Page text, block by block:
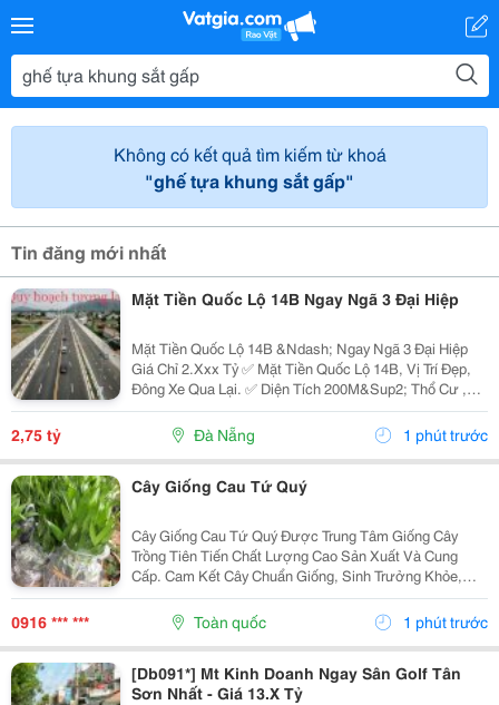
Không có kết quả tìm kiếm từ khoá
"ghế tựa khung sắt gấp"
Tin đăng mới nhất
Mặt Tiền Quốc Lộ 14B Ngay Ngã 3 Đại Hiệp
Mặt Tiền Quốc Lộ 14B &Ndash; Ngay Ngã 3 Đại Hiệp
Giá Chỉ 2.Xxx Tỷ ✅ Mặt Tiền Quốc Lộ 14B, Vị Trí Đẹp,
Đông Xe Qua Lại. ✅ Diện Tích 200M&Sup2; Thổ Cư ,
Ngang 10M . ✅ Đường Lớn, Hành Lang Rộng, Thuận
Tiện Dừng Đỗ Xe. ✅ Khu Vực Sầm Uất, Tiềm Năng
2,75 tỷ Đà Nẵng 1 phút trước
Cây Giống Cau Tứ Quý
Cây Giống Cau Tứ Quý Được Trung Tâm Giống Cây
Trồng Tiên Tiến Chất Lượng Cao Sản Xuất Và Cung
Cấp. Cam Kết Cây Chuẩn Giống, Sinh Trưởng Khỏe,
Chất Lượng Cao. Sđt/ Zalo: 0916.430.455 Đặc Điểm:
Cây Giống Và Trái Cau Tứ Quý Là Giống Cau Được...
0916 *** *** Toàn quốc 1 phút trước
[Db091*] Mt Kinh Doanh Ngay Sân Golf Tân
Sơn Nhất - Giá 13.X Tỷ